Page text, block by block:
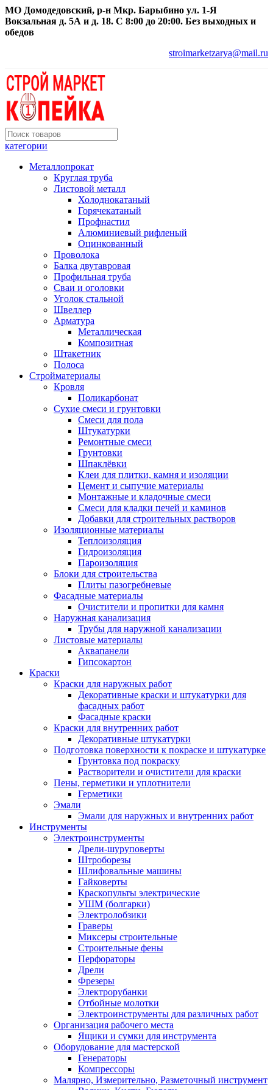
МО Домодедовский, р-н Мкр. Барыбино ул. 1-Я
Вокзальная д. 5А и д. 18. С 8:00 до 20:00. Без выходных и
обедов
stroimarketzarya@mail.ru
категории
Металлопрокат
Круглая труба
Листовой металл
Холоднокатаный
Горячекатаный
Профнастил
Алюминиевый рифленый
Оцинкованный
Проволока
Балка двутавровая
Профильная труба
Сваи и оголовки
Уголок стальной
Швеллер
Арматура
Металлическая
Композитная
Штакетник
Полоса
Стройматериалы
Кровля
Поликарбонат
Сухие смеси и грунтовки
Смеси для пола
Штукатурки
Ремонтные смеси
Грунтовки
Шпаклёвки
Клеи для плитки, камня и изоляции
Цемент и сыпучие материалы
Монтажные и кладочные смеси
Смеси для кладки печей и каминов
Добавки для строительных растворов
Изоляционные материалы
Теплоизоляция
Гидроизоляция
Пароизоляция
Блоки для строительства
Плиты пазогребневые
Фасадные материалы
Очистители и пропитки для камня
Наружная канализация
Трубы для наружной канализации
Листовые материалы
Аквапанели
Гипсокартон
Краски
Краски для наружных работ
Декоративные краски и штукатурки для
фасадных работ
Фасадные краски
Краски для внутренних работ
Декоративные штукатурки
Подготовка поверхности к покраске и штукатурке
Грунтовка под покраску
Растворители и очистители для краски
Пены, герметики и уплотнители
Герметики
Эмали
Эмали для наружных и внутренних работ
Инструменты
Электроинструменты
Дрели-шуруповерты
Штроборезы
Шлифовальные машины
Гайковерты
Краскопульты электрические
УШМ (болгарки)
Электролобзики
Граверы
Миксеры строительные
Строительные фены
Перфораторы
Дрели
Фрезеры
Электрорубанки
Отбойные молотки
Электроинструменты для различных работ
Организация рабочего места
Ящики и сумки для инструмента
Оборудование для мастерской
Генераторы
Компрессоры
Малярно, Измерительно, Разметочный инструмент